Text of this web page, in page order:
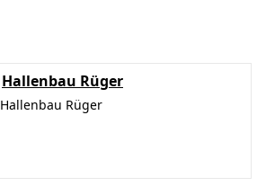
Hallenbau Rüger
Hallenbau Rüger